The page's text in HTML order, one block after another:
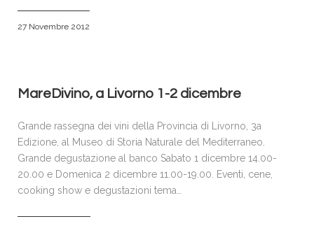
27 Novembre 2012
MareDivino, a Livorno 1-2 dicembre
Grande rassegna dei vini della Provincia di Livorno, 3a
Edizione, al Museo di Storia Naturale del Mediterraneo.
Grande degustazione al banco Sabato 1 dicembre 14.00-
20.00 e Domenica 2 dicembre 11.00-19.00. Eventi, cene,
cooking show e degustazioni tema…